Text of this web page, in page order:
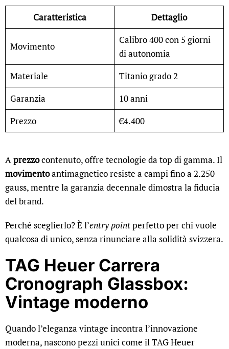
Caratteristica Dettaglio
Movimento
Calibro 400 con 5 giorni
di autonomia
Materiale
Titanio grado 2
Garanzia
10 anni
Prezzo
€4.400
Aprezzocontenuto, offre tecnologie da top di gamma. Il
movimentoantimagnetico resiste a campi fino a 2.250
gauss, mentre la garanzia decennale dimostra la fiducia
del brand.
Perché sceglierlo? È l’entry pointperfetto per chi vuole
qualcosa di unico, senza rinunciare alla solidità svizzera.
TAG Heuer Carrera
Cronograph Glassbox:
Vintage moderno
Quando l’eleganza vintage incontra l’innovazione
moderna, nascono pezzi unici come il TAG Heuer